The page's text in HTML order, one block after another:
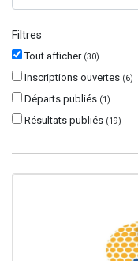
Filtres
Tout afficher (30)
Inscriptions ouvertes (6)
Départs publiés (1)
Résultats publiés (19)